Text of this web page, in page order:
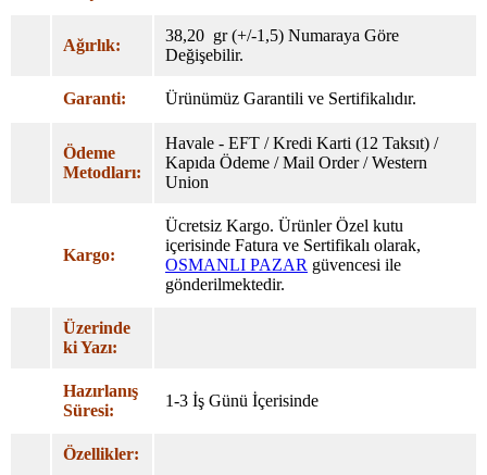
Ağırlık:
38,20 gr (+/-1,5) Numaraya Göre
Değişebilir.
Garanti: Ürünümüz Garantili ve Sertifikalıdır.
Ödeme
Metodları:
Havale - EFT / Kredi Karti (12 Taksıt) /
Kapıda Ödeme / Mail Order / Western
Union
Kargo:
Ücretsiz Kargo. Ürünler Özel kutu
içerisinde Fatura ve Sertifikalı olarak,
OSMANLI PAZAR güvencesi ile
gönderilmektedir.
Üzerinde
ki Yazı:
Hazırlanış
Süresi:
1-3 İş Günü İçerisinde
Özellikler: